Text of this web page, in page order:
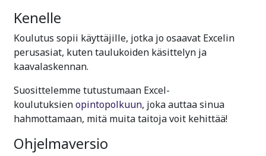
Kenelle
Koulutus sopii käyttäjille, jotka jo osaavat Excelin
perusasiat, kuten taulukoiden käsittelyn ja
kaavalaskennan.
Suosittelemme tutustumaan Excel-
koulutuksienopintopolkuun, joka auttaa sinua
hahmottamaan, mitä muita taitoja voit kehittää!
Ohjelmaversio